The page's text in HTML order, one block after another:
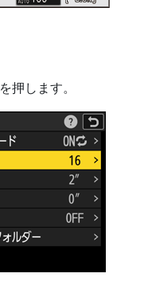
を押します。